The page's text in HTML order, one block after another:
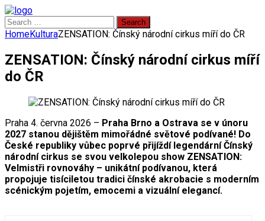
Search
for:
HomeKulturaZENSATION: Čínský národní cirkus míří do ČR
ZENSATION: Čínský národní cirkus míří
do ČR
Praha 4. června 2026 – Praha Brno a Ostrava se v únoru
2027 stanou dějištěm mimořádné světové podívané! Do
České republiky vůbec poprvé přijíždí legendární Čínský
národní cirkus se svou velkolepou show ZENSATION:
Velmistři rovnováhy – unikátní podívanou, která
propojuje tisíciletou tradici čínské akrobacie s moderním
scénickým pojetím, emocemi a vizuální elegancí.